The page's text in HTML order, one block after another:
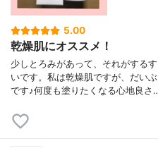
5.00
乾燥肌にオススメ！
少しとろみがあって、それがする
いです。私は乾燥肌ですが、だい
です♪何度も塗りたくなる心地良さ